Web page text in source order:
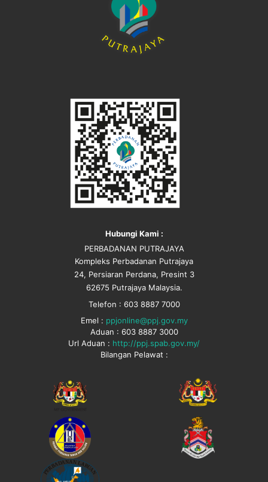
Hubungi Kami :
PERBADANAN PUTRAJAYA
Kompleks Perbadanan Putrajaya
24, Persiaran Perdana, Presint 3
62675 Putrajaya Malaysia.
Telefon : 603 8887 7000
Emel : ppjonline@ppj.gov.my
Aduan : 603 8887 3000
Url Aduan : http://ppj.spab.gov.my/
Bilangan Pelawat :